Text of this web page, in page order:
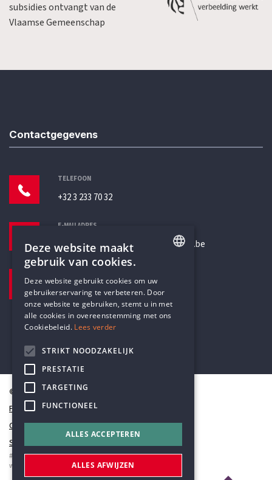
subsidies ontvangt van de
Vlaamse Gemeenschap
Contactgegevens
TELEFOON
+32 3 233 70 32
E-MAILADRES
secretariaat@humanistischverbond.be
Pottenbrug 4
Antwerpen, 2000
© Humanistisch Verbond 2026
Privacy
Cookiestatement
Sitemap
#codedwithlove byCodelines
webapplicaties
mobiele apps&maatwerk websites
DUTCH
Deze website maakt
gebruik van cookies.
Deze website gebruikt cookies om uw
gebruikerservaring te verbeteren. Door
onze website te gebruiken, stemt u in met
alle cookies in overeenstemming met ons
Cookiebeleid. Lees verder
STRIKT NOODZAKELIJK
PRESTATIE
TARGETING
FUNCTIONEEL
ALLES ACCEPTEREN
ALLES AFWIJZEN